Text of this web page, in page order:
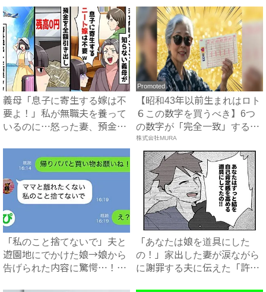
義母「息子に寄生する嫁は不
要よ！」私が無職夫を養って
いるのに…怒った妻、預金残
Promoted
【昭和43年以前生まれはロト
６この数字を買うべき】6つ
の数字が「完全一致」する
方...
株式会社MURA
「私のこと捨てないで」夫と
遊園地にでかけた娘→娘から
告げられた内容に驚愕…！｜
「あなたは娘を道具にした
の！」家出した妻が涙ながら
に謝罪する夫に伝えた「許せ